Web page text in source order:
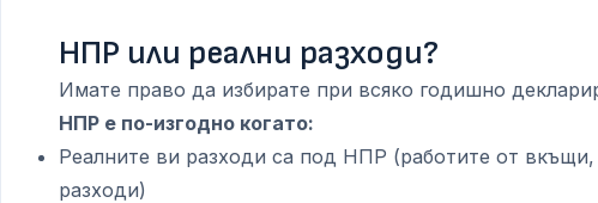
НПР или реални разходи?
Имате право да избирате при всяко годишно
НПР е по-изгодно когато:
Реалните ви разходи са под НПР (работите от
разходи)